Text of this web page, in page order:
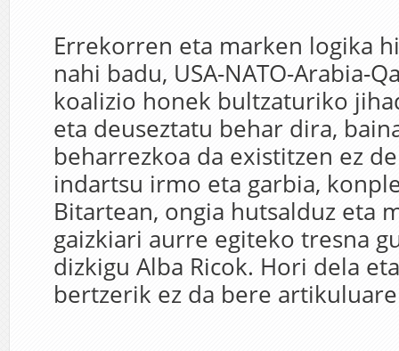
Errekorren eta marken logika
nahi badu, USA-NATO-Arabia-
koalizio honek bultzaturiko
eta deuseztatu behar dira,
beharrezkoa da existitzen ez
indartsu irmo eta garbia,
Bitartean, ongia hutsalduz eta
gaizkiari aurre egiteko tresna
dizkigu Alba Ricok. Hori dela
bertzerik ez da bere